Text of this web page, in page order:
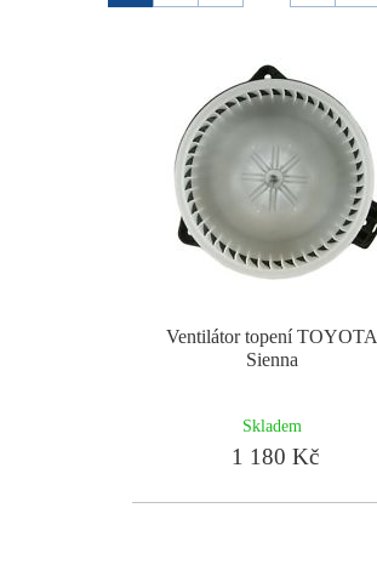
Ventilátor topení TOYOTA
Sienna
Skladem
1 180 Kč